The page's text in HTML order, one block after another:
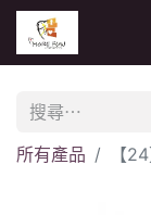
所有產品 【